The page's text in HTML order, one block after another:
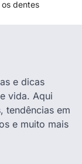
dentes
e dicas
vida. Aqui
tendências em
e muito mais